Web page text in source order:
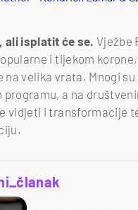
ali isplatit će se. Vježbe
i tijekom korone,
na velika vrata. Mnogi
programu, a na
vidjeti i transformacije